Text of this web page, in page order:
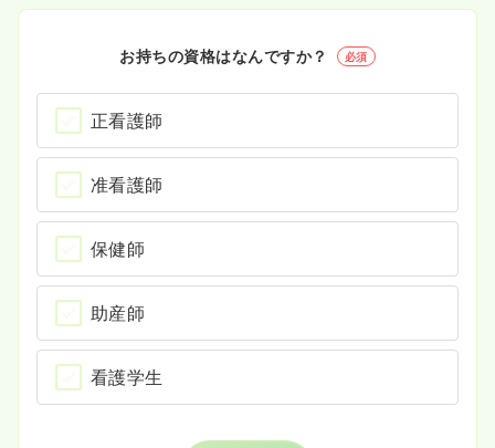
お持ちの資格はなんですか？ 必須
正看護師
准看護師
保健師
助産師
看護学生